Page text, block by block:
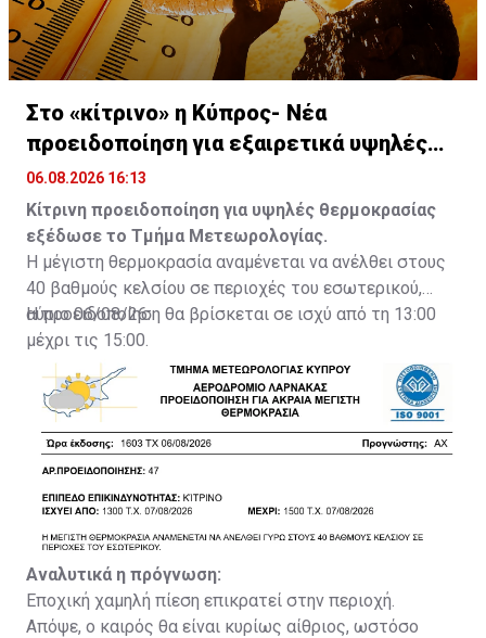
Στο «κίτρινο» η Κύπρος- Νέα
προειδοποίηση για εξαιρετικά υψηλές
θερμοκρασίες
06.08.2026 16:13
Κίτρινη προειδοποίηση για υψηλές θερμοκρασίας
εξέδωσε το Τμήμα Μετεωρολογίας.
Η μέγιστη θερμοκρασία αναμένεται να ανέλθει στους
40 βαθμούς κελσίου σε περιοχές του εσωτερικού,
αύριο 06/08/26.
Η προειδοποίηση θα βρίσκεται σε ισχύ από τη 13:00
μέχρι τις 15:00.
Αναλυτικά η πρόγνωση:
Εποχική χαμηλή πίεση επικρατεί στην περιοχή.
Απόψε, ο καιρός θα είναι κυρίως αίθριος, ωστόσο